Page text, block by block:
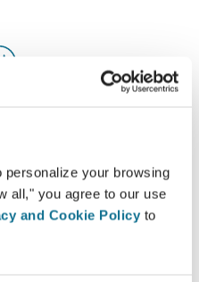
your browsing
all," you agree to our use
and Cookie Policy to
mình sau khi nhìn
trước phẫu thuật.*
giữa các bệnh nhân nâng